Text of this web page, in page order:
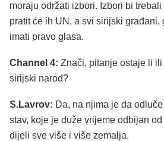
moraju održati izbori. Izbori bi
pratit će ih UN, a svi sirijski građani,
imati pravo glasa.
Channel 4: Znači, pitanje ostaje li
sirijski narod?
S.Lavrov: Da, na njima je da
stav, koje je duže vrijeme odbijan
dijeli sve više i više zemalja.